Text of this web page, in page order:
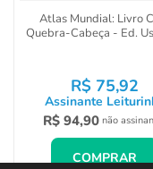
Atlas Mundial: Livro
Quebra-Cabeça - Ed.
R$ 75,92
Assinante
R$ 94,90 não
COMPRAR